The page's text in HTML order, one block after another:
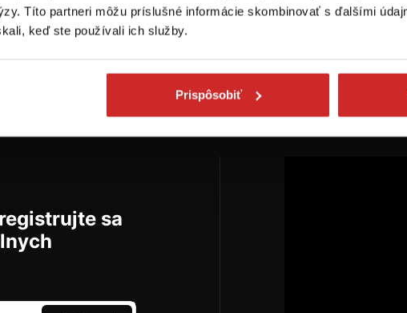
Títo partneri môžu príslušné informácie skombinovať s ďalšími
keď ste používali ich služby.
Prispôsobiť
Do košíka
sa